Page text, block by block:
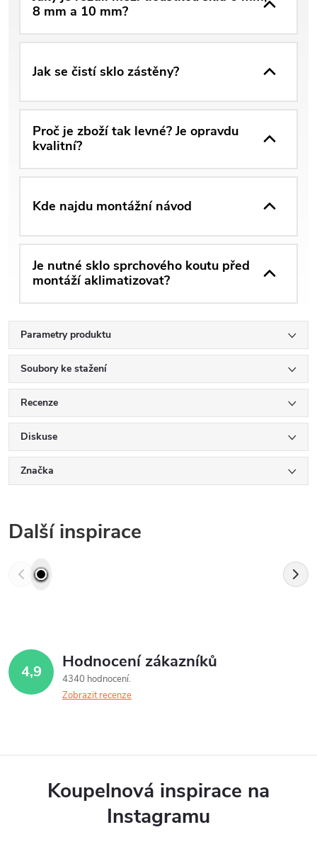
8 mm a 10 mm?
Jak se čistí sklo zástěny?
Proč je zboží tak levné? Je opravdu
kvalitní?
Kde najdu montážní návod
Je nutné sklo sprchového koutu před
montáží aklimatizovat?
Parametry produktu
Soubory ke stažení
Recenze
Diskuse
Značka
Další inspirace
4,9 Hodnocení zákazníků
4340 hodnocení
Zobrazit recenze
Koupelnová inspirace na
Instagramu